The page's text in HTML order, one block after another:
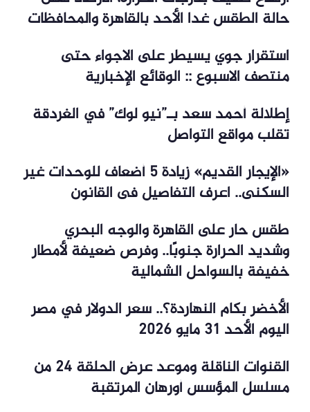
حالة الطقس غدا الأحد بالقاهرة والمحافظات
استقرار جوي يسيطر على الاجواء حتى
منتصف الاسبوع :: الوقائع الإخبارية
إطلالة أحمد سعد بـ”نيو لوك” في الغردقة
تقلب مواقع التواصل
«الإيجار القديم» زيادة 5 أضعاف للوحدات غير
السكنى.. اعرف التفاصيل فى القانون
طقس حار على القاهرة والوجه البحري
وشديد الحرارة جنوبًا.. وفرص ضعيفة لأمطار
خفيفة بالسواحل الشمالية
الأخضر بكام النهاردة؟.. سعر الدولار في مصر
اليوم الأحد 31 مايو 2026
القنوات الناقلة وموعد عرض الحلقة 24 من
مسلسل المؤسس أورهان المرتقبة